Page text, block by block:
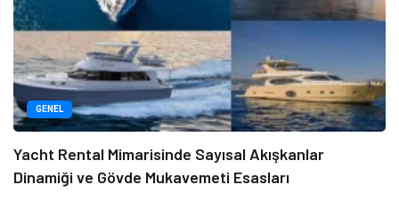
GENEL
Yacht Rental Mimarisinde Sayısal Akışkanlar
Dinamiği ve Gövde Mukavemeti Esasları